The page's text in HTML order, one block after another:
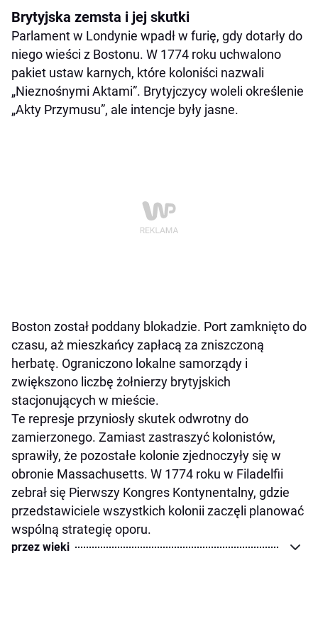
Brytyjska zemsta i jej skutki
Parlament w Londynie wpadł w furię, gdy dotarły do
niego wieści z Bostonu. W 1774 roku uchwalono
pakiet ustaw karnych, które koloniści nazwali
„Nieznośnymi Aktami”. Brytyjczycy woleli określenie
„Akty Przymusu”, ale intencje były jasne.
Boston został poddany blokadzie. Port zamknięto do
czasu, aż mieszkańcy zapłacą za zniszczoną
herbatę. Ograniczono lokalne samorządy i
zwiększono liczbę żołnierzy brytyjskich
stacjonujących w mieście.
Te represje przyniosły skutek odwrotny do
zamierzonego. Zamiast zastraszyć kolonistów,
sprawiły, że pozostałe kolonie zjednoczyły się w
obronie Massachusetts. W 1774 roku w Filadelfii
zebrał się Pierwszy Kongres Kontynentalny, gdzie
przedstawiciele wszystkich kolonii zaczęli planować
wspólną strategię oporu.
przez wieki